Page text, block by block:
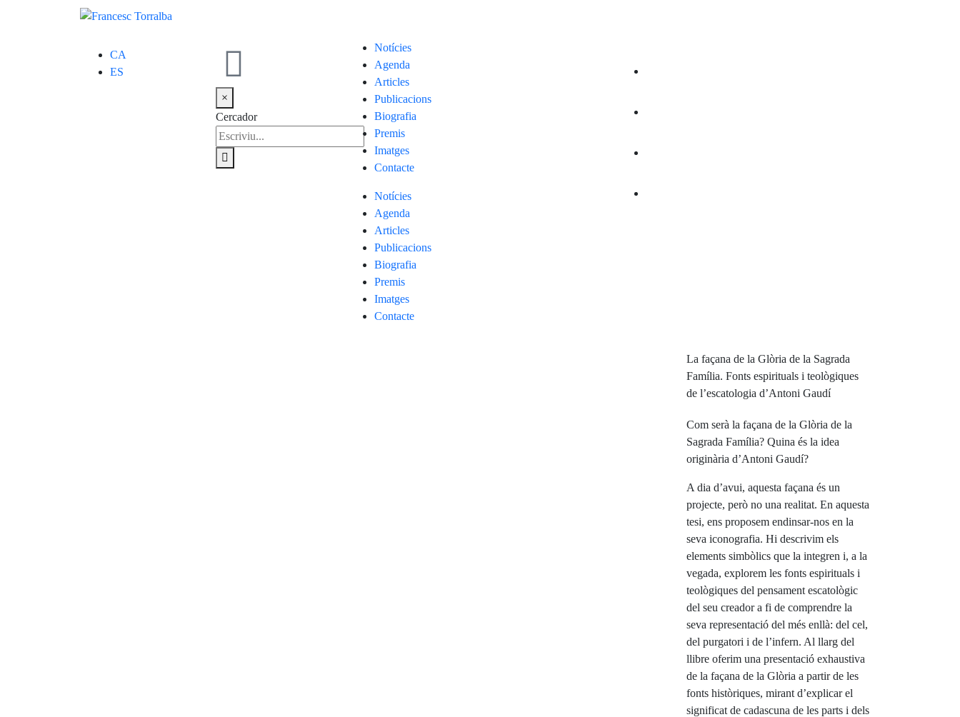
CA
ES
×
Cercador
Notícies
Agenda
Articles
Publicacions
Biografia
Premis
Imatges
Contacte
Notícies
Agenda
Articles
Publicacions
Biografia
Premis
Imatges
Contacte
La façana de la Glòria de la Sagrada
Família. Fonts espirituals i teològiques
de l’escatologia d’Antoni Gaudí
Com serà la façana de la Glòria de la
Sagrada Família? Quina és la idea
originària d’Antoni Gaudí?
A dia d’avui, aquesta façana és un
projecte, però no una realitat. En aquesta
tesi, ens proposem endinsar-nos en la
seva iconografia. Hi descrivim els
elements simbòlics que la integren i, a la
vegada, explorem les fonts espirituals i
teològiques del pensament escatològic
del seu creador a fi de comprendre la
seva representació del més enllà: del cel,
del purgatori i de l’infern. Al llarg del
llibre oferim una presentació exhaustiva
de la façana de la Glòria a partir de les
fonts històriques, mirant d’explicar el
significat de cadascuna de les parts i dels